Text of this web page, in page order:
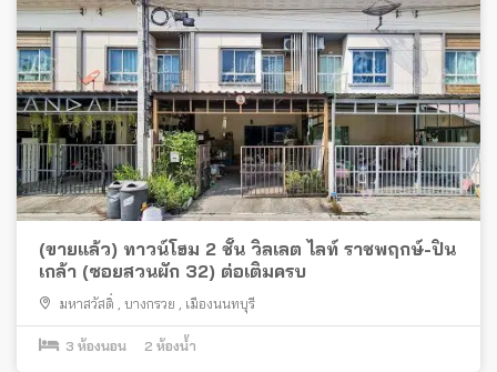
(ขายแล้ว) ทาวน์โฮม 2 ชั้น วิลเลต ไลท์ ราชพฤกษ์-ปิ่น
เกล้า (ซอยสวนผัก 32) ต่อเติมครบ
มหาสวัสดิ์ บางกรวย เมืองนนทบุรี
3 ห้องนอน 2 ห้องน้ำ